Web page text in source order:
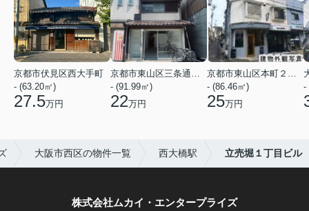
京都市伏見区西大手町
- (63.20㎡)
27.5万円
- (91.99㎡)
22万円
- (86.46㎡)
25万円
-
大阪市西区の物件一覧 西大橋駅 立売堀１丁目ビル
株式会社ムカイ・エンタープライズ